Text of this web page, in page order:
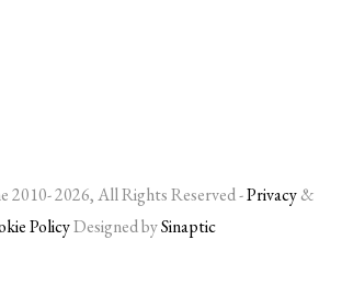
2010- 2026, All Rights Reserved -Privacy&
PolicyDesigned bySinaptic